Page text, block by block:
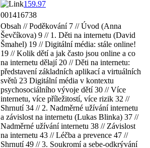
159.97
001416738
Obsah // Poděkování 7 // Úvod (Anna
Ševčíkova) 9 // 1. Děti na internetu (David
Šmahel) 19 // Digitální média: stále online!
19 // Kolik dětí a jak často jsou online a co
na internetu dělají 20 // Děti na internetu:
představení základních aplikací a virtuálních
světů 23 Digitální média v kontextu
psychosociálního vývoje dětí 30 // Více
internetu, více příležitostí, více rizik 32 //
Shrnutí 34 // 2. Nadměrné užívání internetu
a závislost na internetu (Lukas Blinka) 37 //
Nadměrné užívání internetu 38 // Závislost
na internetu 43 // Léčba a prevence 47 //
Shrnutí 49 // 3. Soukromí a sebe-odkrývání